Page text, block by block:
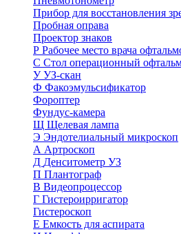
Прибор для восстановления
Пробная оправа
Проектор знаков
Р Рабочее место врача
С Стол операционный
УУЗ-скан
Ф Факоэмульсификатор
Фороптер
Фундус-камера
Щ Щелевая лампа
Э Эндотелиальный микроскоп
А Артроскоп
Д Денситометр УЗ
П Плантограф
В Видеопроцессор
Г Гистероирригатор
Гистероскоп
Е Емкость для аспирата